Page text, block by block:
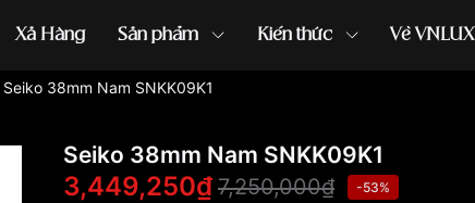
Xả Hàng Sản phẩm Kiến thức Về VNLUX
...
Seiko 38mm Nam SNKK09K1
Seiko 38mm Nam SNKK09K1
3,449,250₫ 7,250,000₫ -53%